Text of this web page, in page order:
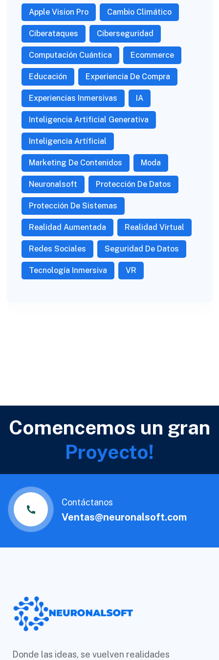
Apple Vision Pro Cambio Climático
Ciberataques Ciberseguridad
Computación Cuántica Ecommerce
Educación Experiencia De Compra
Experiencias Inmersivas IA
Inteligencia Artificial Generativa
Inteligencia Artíficial
Marketing De Contenidos Moda
Neuronalsoft Protección De Datos
Protección De Sistemas
Realidad Aumentada Realidad Virtual
Redes Sociales Seguridad De Datos
Tecnología Inmersiva VR
Comencemos un gran
Proyecto!
Contáctanos
Ventas@neuronalsoft.com
Donde las ideas, se vuelven realidades